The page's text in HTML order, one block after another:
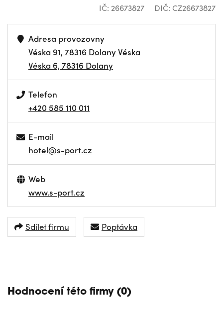
IČ: 26673827 DIČ: CZ26673827
Adresa provozovny
Véska 91, 78316 Dolany Véska
Véska 6, 78316 Dolany
Telefon
+420 585 110 011
E-mail
hotel@s-port.cz
Web
www.s-port.cz
Sdílet firmu Poptávka
Hodnocení této firmy (0)